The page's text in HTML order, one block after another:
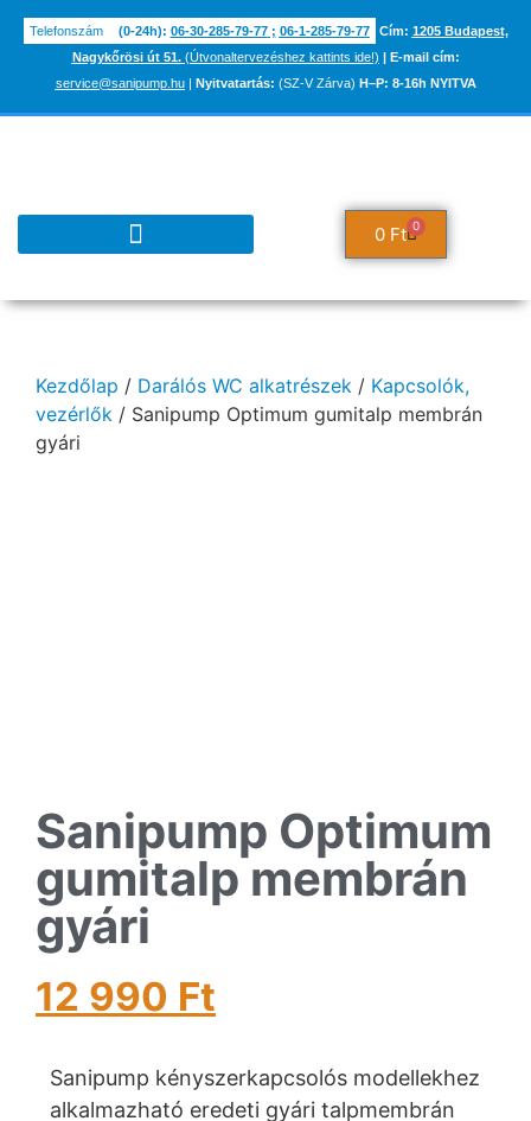
Telefonszám (0-24h): 06-30-285-79-77; 06-1-285-79-77 Cím: 1205 Budapest,
Nagykőrösi út 51.(Útvonaltervezéshez kattints ide!) | E-mail cím:
service@sanipump.hu| Nyitvatartás: (SZ-V Zárva) H–P: 8-16h NYITVA
0 Ft 0
Kezdőlap / Darálós WC alkatrészek / Kapcsolók,
vezérlők / Sanipump Optimum gumitalp membrán
gyári
Sanipump Optimum
gumitalp membrán
gyári
12 990 Ft
Sanipump kényszerkapcsolós modellekhez
alkalmazható eredeti gyári talpmembrán